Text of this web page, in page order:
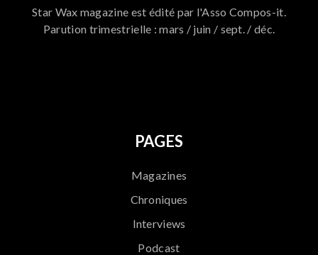
Star Wax magazine est édité par l'Asso Compos-it.
Parution trimestrielle : mars / juin / sept. / déc.
PAGES
Magazines
Chroniques
Interviews
Podcast